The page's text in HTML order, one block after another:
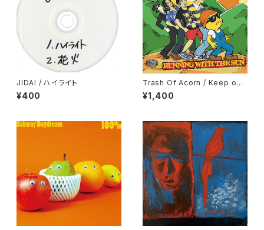
JIDAI / ハイライト
¥400
Trash Of Acorn / Keep on
Running
¥1,400